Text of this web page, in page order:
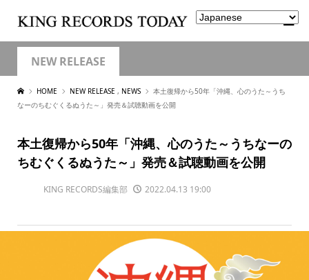
NEW RELEASE
HOME NEW RELEASE , NEWS
本土復帰から50年「沖縄、心のうた～うち
なーのちむぐくるぬうた～」発売＆試聴動画を公開
本土復帰から50年「沖縄、心のうた～うちなーの
ちむぐくるぬうた～」発売＆試聴動画を公開
KING RECORDS編集部 2022.04.13 19:00